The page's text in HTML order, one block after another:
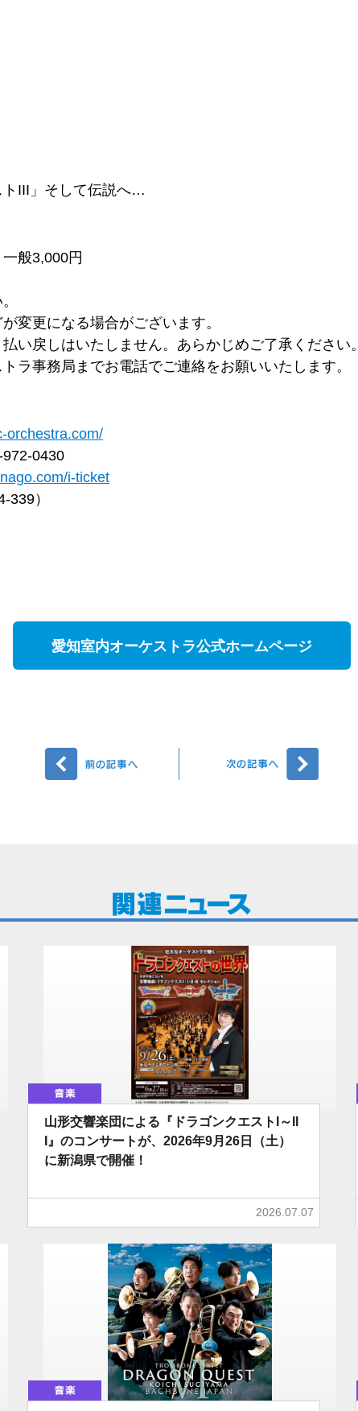
トIII」そして伝説へ…
般3,000円
変更になる場合がございます。
い戻しはいたしません。あらかじめご了承ください。
ラ事務局までお電話でご連絡をお願いいたします。
orchestra.com/
0430
i-ticket
339）
愛知室内オーケストラ公式ホームページ
山形交響楽団による『ドラゴンクエストI～II
I』のコンサートが、2026年9月26日（土）
に新潟県で開催！
2026.07.07
音楽